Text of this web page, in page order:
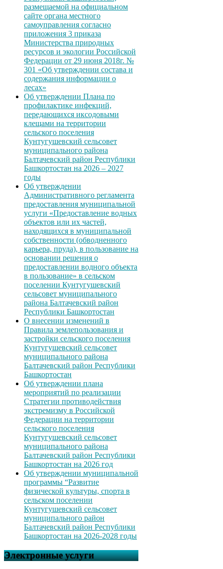
размещаемой на официальном
сайте органа местного
самоуправления согласно
приложения 3 приказа
Министерства природных
ресурсов и экологии Российской
Федерации от 29 июня 2018г. №
301 «Об утверждении состава и
содержания информации о
лесах»
Об утверждении Плана по
профилактике инфекций,
передающихся иксодовыми
клещами на территории
сельского поселения
Кунтугушевский сельсовет
муниципального района
Балтачевский район Республики
Башкортостан на 2026 – 2027
годы
Об утверждении
Административного регламента
предоставления муниципальной
услуги «Предоставление водных
объектов или их частей,
находящихся в муниципальной
собственности (обводненного
карьера, пруда), в пользование на
основании решения о
предоставлении водного объекта
в пользование» в сельском
поселении Кунтугушевский
сельсовет муниципального
района Балтачевский район
Республики Башкортостан
О внесении изменений в
Правила землепользования и
застройки сельского поселения
Кунтугушевский сельсовет
муниципального района
Балтачевский район Республики
Башкортостан
Об утверждении плана
мероприятий по реализации
Стратегии противодействия
экстремизму в Российской
Федерации на территории
сельского поселения
Кунтугушевский сельсовет
муниципального района
Балтачевский район Республики
Башкортостан на 2026 год
Об утверждении муниципальной
программы “Развитие
физической культуры, спорта в
сельском поселении
Кунтугушевский сельсовет
муниципального район
Балтачевский район Республики
Башкортостан на 2026-2028 годы
Электронные услуги